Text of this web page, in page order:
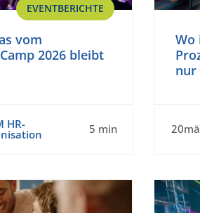
EVENTBERICHTE
vom
2026 bleibt
HR- 5 min
Wo
nur